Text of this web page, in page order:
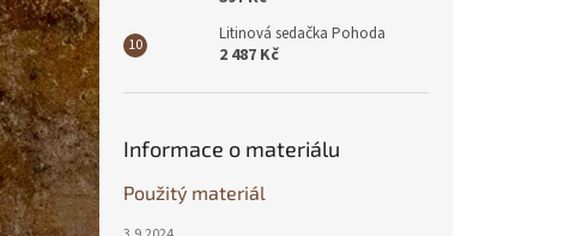
Litinová sedačka Pohoda
2 487 Kč
Informace o materiálu
Použitý materiál